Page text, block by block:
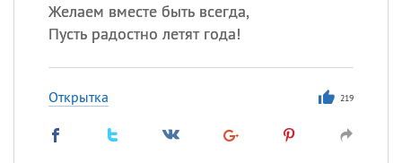
Желаем вместе быть всегда,
Пусть радостно летят года!
Открытка 219